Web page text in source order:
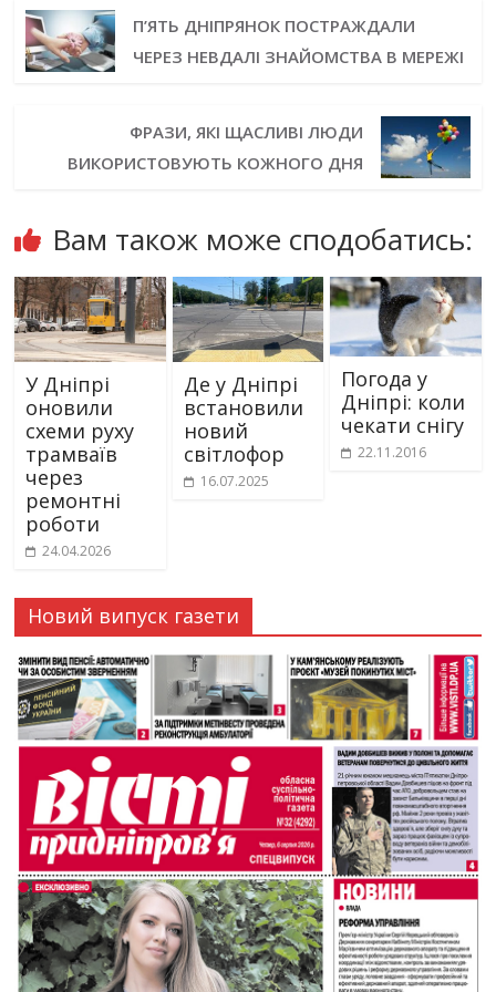
П’ЯТЬ ДНІПРЯНОК ПОСТРАЖДАЛИ
ЧЕРЕЗ НЕВДАЛІ ЗНАЙОМСТВА В МЕРЕЖІ
ФРАЗИ, ЯКІ ЩАСЛИВІ ЛЮДИ
ВИКОРИСТОВУЮТЬ КОЖНОГО ДНЯ
Вам також може сподобатись:
У Дніпрі
оновили
схеми руху
трамваїв
через
ремонтні
роботи
24.04.2026
Де у Дніпрі
встановили
новий
світлофор
16.07.2025
Погода у
Дніпрі: коли
чекати снігу
22.11.2016
Новий випуск газети